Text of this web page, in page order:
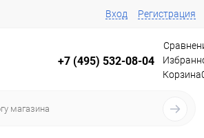
Вход Регистрация
+7 (495) 532-08-04
Корзина